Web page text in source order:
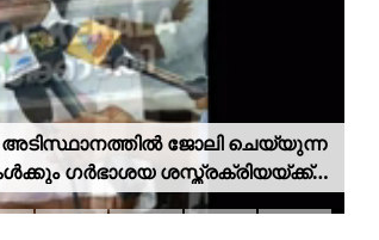
അടിസ്ഥാനത്തില്‍ ജോലി ചെയ്യുന്ന
ഗര്‍ഭാശയ ശസ്ത്രക്രിയയ്ക്ക്
അവധി അനുവദിച്ച്